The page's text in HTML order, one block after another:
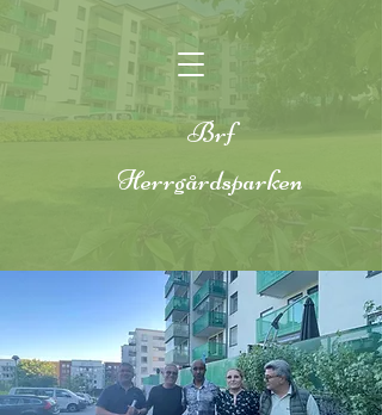
Herrgårdsparken
Brf
Herrgårdsparken